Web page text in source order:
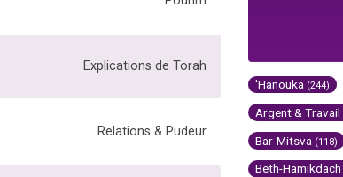
Explications de Torah
Relations & Pudeur
'Hanouka (244)
Argent & Travail
Bar-Mitsva (118)
Beth-Hamikdach